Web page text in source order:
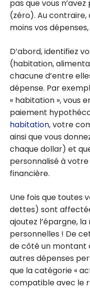
pas que vous
(zéro). Au contraire,
moins vos
D’abord, identifiez
(habitation,
chacune d’entre
dépense. Par
« habitation », vous
paiement
habitation, votre
ainsi que vous
chaque dollar) et
personnalisé à
financière.
Une fois que toutes
dettes) sont
ajoutez l’épargne,
personnelles ! De
de côté un montant
autres dépenses
que la catégorie «
compatible avec le